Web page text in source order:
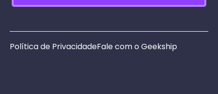
Política de PrivacidadeFale com o Geekship